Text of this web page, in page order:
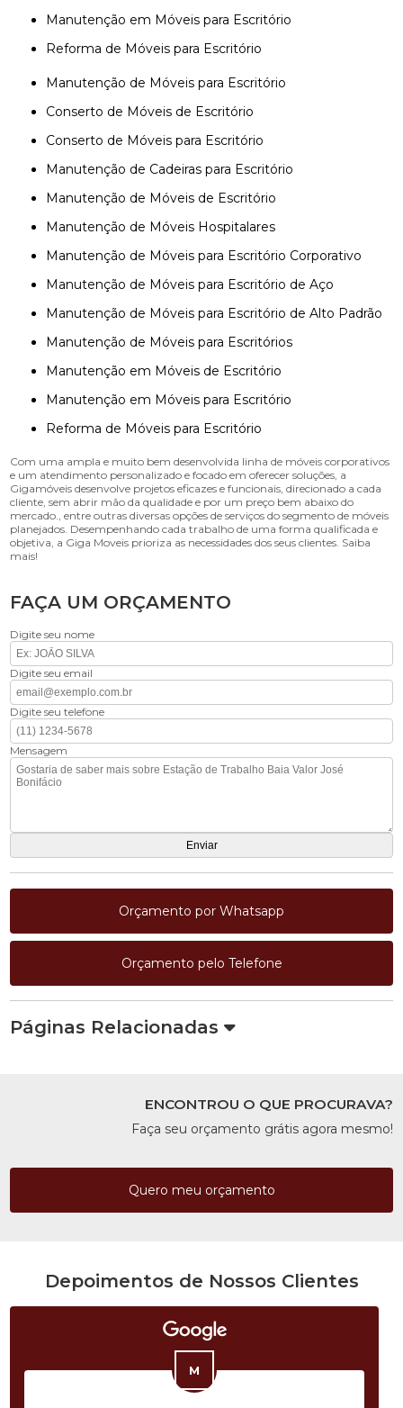
Manutenção em Móveis para Escritório
Reforma de Móveis para Escritório
Manutenção de Móveis para Escritório
Conserto de Móveis de Escritório
Conserto de Móveis para Escritório
Manutenção de Cadeiras para Escritório
Manutenção de Móveis de Escritório
Manutenção de Móveis Hospitalares
Manutenção de Móveis para Escritório Corporativo
Manutenção de Móveis para Escritório de Aço
Manutenção de Móveis para Escritório de Alto Padrão
Manutenção de Móveis para Escritórios
Manutenção em Móveis de Escritório
Manutenção em Móveis para Escritório
Reforma de Móveis para Escritório
Com uma ampla e muito bem desenvolvida linha de móveis corporativos
e um atendimento personalizado e focado em oferecer soluções, a
Gigamóveis desenvolve projetos eficazes e funcionais, direcionado a cada
cliente, sem abrir mão da qualidade e por um preço bem abaixo do
mercado., entre outras diversas opções de serviços do segmento de móveis
planejados. Desempenhando cada trabalho de uma forma qualificada e
objetiva, a Giga Moveis prioriza as necessidades dos seus clientes. Saiba
mais!
FAÇA UM ORÇAMENTO
Digite seu nome
Digite seu email
Digite seu telefone
Mensagem
Orçamento por Whatsapp
Orçamento pelo Telefone
Páginas Relacionadas
ENCONTROU O QUE PROCURAVA?
Faça seu orçamento grátis agora mesmo!
Quero meu orçamento
Depoimentos de Nossos Clientes